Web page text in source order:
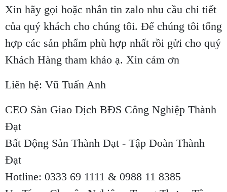
Xin hãy gọi hoặc nhắn tin zalo nhu cầu chi tiết
của quý khách cho chúng tôi. Để chúng tôi tổng
hợp các sản phẩm phù hợp nhất rồi gửi cho quý
Khách Hàng tham khảo ạ. Xin cảm ơn
Liên hệ: Vũ Tuấn Anh
CEO Sàn Giao Dịch BĐS Công Nghiệp Thành
Đạt
Bất Động Sản Thành Đạt - Tập Đoàn Thành
Đạt
Hotline: 0333 69 1111 & 0988 11 8385